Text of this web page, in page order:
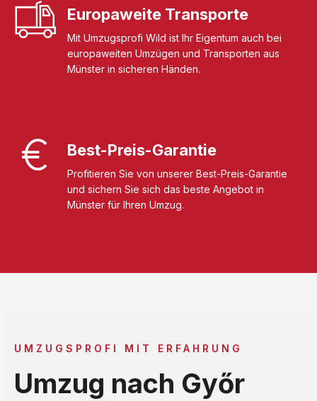
Europaweite Transporte
Mit Umzugsprofi Wild ist Ihr Eigentum auch bei
europaweiten Umzügen und Transporten aus
Münster in sicheren Händen.
Best-Preis-Garantie
Profitieren Sie von unserer Best-Preis-Garantie
und sichern Sie sich das beste Angebot in
Münster für Ihren Umzug.
UMZUGSPROFI MIT ERFAHRUNG
Umzug nach Győr